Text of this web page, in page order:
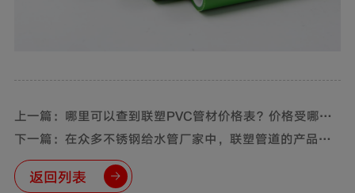
上一篇：哪里可以查到联塑PVC管材价格表？价格受哪些
因素影响？
下一篇：在众多不锈钢给水管厂家中，联塑管道的产品有
哪些优势？
返回列表